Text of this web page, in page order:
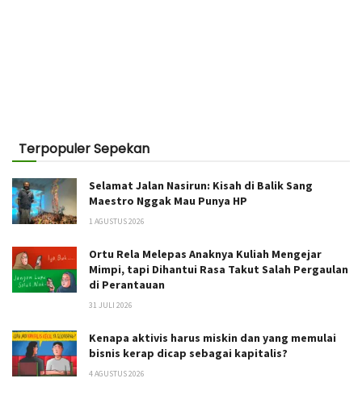
Terpopuler Sepekan
Selamat Jalan Nasirun: Kisah di Balik Sang
Maestro Nggak Mau Punya HP
1 AGUSTUS 2026
Ortu Rela Melepas Anaknya Kuliah Mengejar
Mimpi, tapi Dihantui Rasa Takut Salah Pergaulan
di Perantauan
31 JULI 2026
Kenapa aktivis harus miskin dan yang memulai
bisnis kerap dicap sebagai kapitalis?
4 AGUSTUS 2026